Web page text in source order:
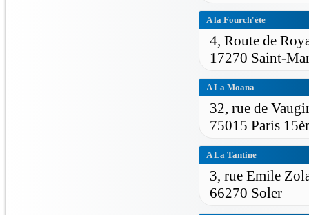
A la Fourch'ète
4, Route de
17270 Saint-
A La Moana
32, rue de
75015 Paris
A La Tantine
3, rue Emile
66270 Soler